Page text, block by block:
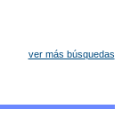
ver más búsquedas